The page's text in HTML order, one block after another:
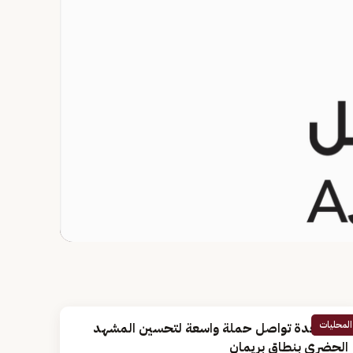
المحليات
أمانة جدة تواصل حملة واسعة لتحسين المشهد
الحضري بنطاق بريمان